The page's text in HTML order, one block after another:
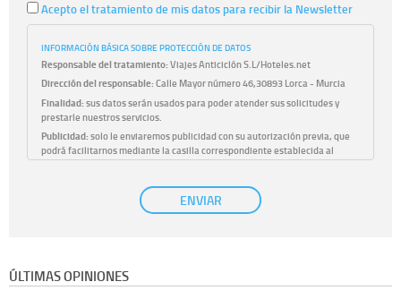
Acepto el tratamiento de mis datos para recibir la Newsletter
INFORMACIÓN BÁSICA SOBRE PROTECCIÓN DE DATOS
Responsable del tratamiento:Viajes Anticiclón S.L/Hoteles.net
Dirección del responsable:Calle Mayor número 46,30893 Lorca - Murcia
Finalidad:sus datos serán usados para poder atender sus solicitudes y
prestarle nuestros servicios.
Publicidad:solo le enviaremos publicidad con su autorización previa, que
podrá facilitarnos mediante la casilla correspondiente establecida al
efecto.
únicamente trataremos sus datos con su consentimiento
previo, que podrá facilitarnos mediante la casilla correspondiente
Derechos:tiene derecho a saber qué información tenemos sobre usted,
ENVIAR
ÚLTIMAS OPINIONES